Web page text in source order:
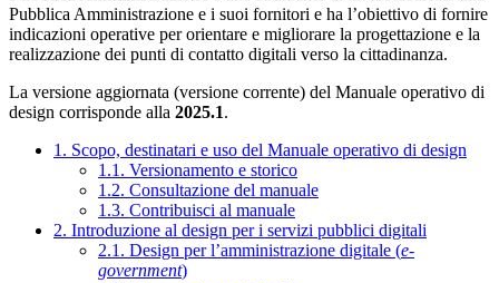
Pubblica Amministrazione e i suoi fornitori e ha l’obiettivo di fornire
indicazioni operative per orientare e migliorare la progettazione e la
realizzazione dei punti di contatto digitali verso la cittadinanza.
La versione aggiornata (versione corrente) del Manuale operativo di
design corrisponde alla 2025.1.
1. Scopo, destinatari e uso del Manuale operativo di design
1.1. Versionamento e storico
1.2. Consultazione del manuale
1.3. Contribuisci al manuale
2. Introduzione al design per i servizi pubblici digitali
2.1. Design per l’amministrazione digitale (e-
government)